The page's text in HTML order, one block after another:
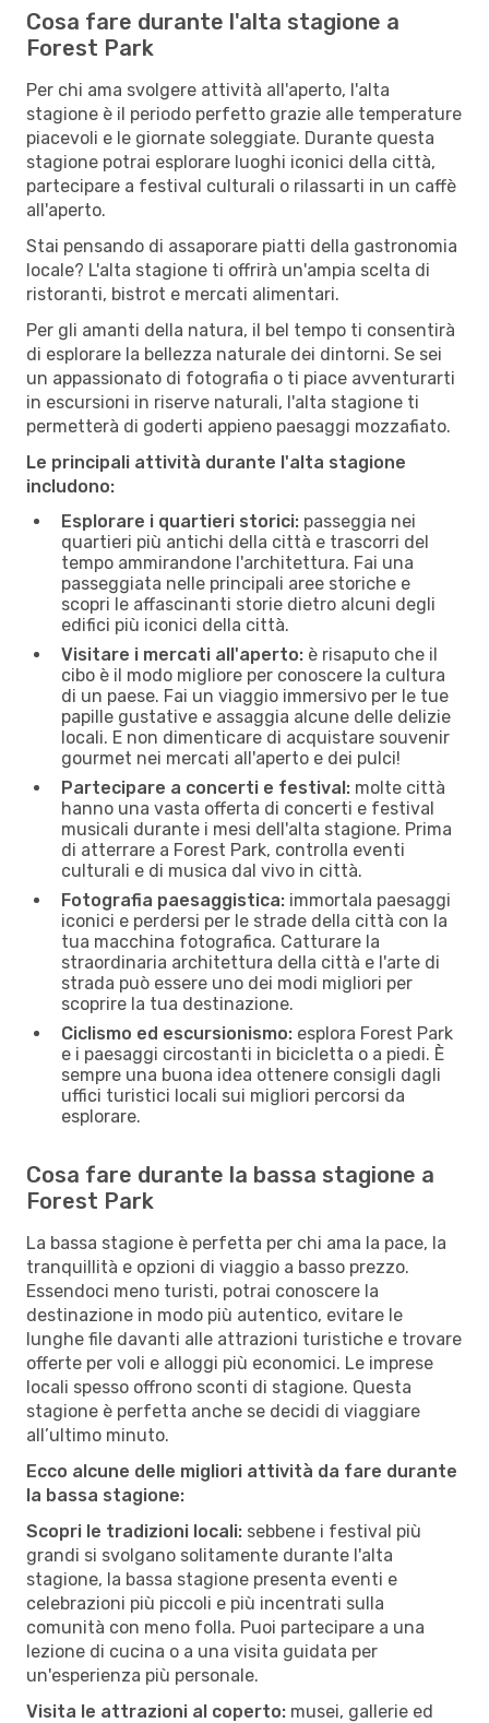
Cosa fare durante l'alta stagione a
Forest Park
Per chi ama svolgere attività all'aperto, l'alta
stagione è il periodo perfetto grazie alle temperature
piacevoli e le giornate soleggiate. Durante questa
stagione potrai esplorare luoghi iconici della città,
partecipare a festival culturali o rilassarti in un caffè
all'aperto.
Stai pensando di assaporare piatti della gastronomia
locale? L'alta stagione ti offrirà un'ampia scelta di
ristoranti, bistrot e mercati alimentari.
Per gli amanti della natura, il bel tempo ti consentirà
di esplorare la bellezza naturale dei dintorni. Se sei
un appassionato di fotografia o ti piace avventurarti
in escursioni in riserve naturali, l'alta stagione ti
permetterà di goderti appieno paesaggi mozzafiato.
Le principali attività durante l'alta stagione
includono:
Esplorare i quartieri storici: passeggia nei
quartieri più antichi della città e trascorri del
tempo ammirandone l'architettura. Fai una
passeggiata nelle principali aree storiche e
scopri le affascinanti storie dietro alcuni degli
edifici più iconici della città.
Visitare i mercati all'aperto: è risaputo che il
cibo è il modo migliore per conoscere la cultura
di un paese. Fai un viaggio immersivo per le tue
papille gustative e assaggia alcune delle delizie
locali. E non dimenticare di acquistare souvenir
gourmet nei mercati all'aperto e dei pulci!
Partecipare a concerti e festival: molte città
hanno una vasta offerta di concerti e festival
musicali durante i mesi dell'alta stagione. Prima
di atterrare a Forest Park, controlla eventi
culturali e di musica dal vivo in città.
Fotografia paesaggistica: immortala paesaggi
iconici e perdersi per le strade della città con la
tua macchina fotografica. Catturare la
straordinaria architettura della città e l'arte di
strada può essere uno dei modi migliori per
scoprire la tua destinazione.
Ciclismo ed escursionismo: esplora Forest Park
e i paesaggi circostanti in bicicletta o a piedi. È
sempre una buona idea ottenere consigli dagli
uffici turistici locali sui migliori percorsi da
esplorare.
Cosa fare durante la bassa stagione a
Forest Park
La bassa stagione è perfetta per chi ama la pace, la
tranquillità e opzioni di viaggio a basso prezzo.
Essendoci meno turisti, potrai conoscere la
destinazione in modo più autentico, evitare le
lunghe file davanti alle attrazioni turistiche e trovare
offerte per voli e alloggi più economici. Le imprese
locali spesso offrono sconti di stagione. Questa
stagione è perfetta anche se decidi di viaggiare
all’ultimo minuto.
Ecco alcune delle migliori attività da fare durante
la bassa stagione:
Scopri le tradizioni locali: sebbene i festival più
grandi si svolgano solitamente durante l'alta
stagione, la bassa stagione presenta eventi e
celebrazioni più piccoli e più incentrati sulla
comunità con meno folla. Puoi partecipare a una
lezione di cucina o a una visita guidata per
un'esperienza più personale.
Visita le attrazioni al coperto: musei, gallerie ed